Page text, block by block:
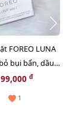
FOREO LUNA
bụi bẩn, dầu
Pink
đ
1